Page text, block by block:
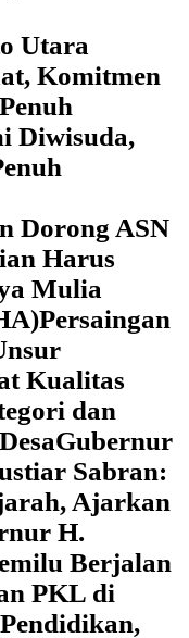
Utara
Komitmen
Diwisuda,
Dorong ASN
Harus
Mulia
Persaingan
Kualitas
dan
‎Gubernur
Sabran:
Ajarkan
H.
Berjalan
PKL di